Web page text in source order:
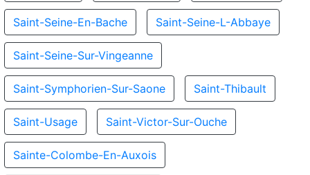
Saint-Seine-En-Bache Saint-Seine-L-Abbaye
Saint-Seine-Sur-Vingeanne
Saint-Symphorien-Sur-Saone Saint-Thibault
Saint-Usage Saint-Victor-Sur-Ouche
Sainte-Colombe-En-Auxois